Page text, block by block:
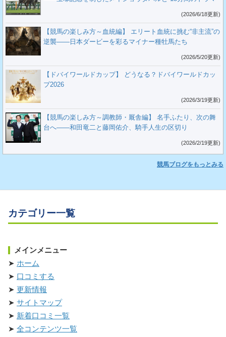
(2026/6/18更新)
【競馬の楽しみ方～血統編】 エリート血統に挑む“非主流”の
逆襲――日本ダービーを彩るマイナー種牡馬たち
(2026/5/20更新)
【ドバイワールドカップ】 どうなる？ドバイワールドカッ
プ2026
(2026/3/19更新)
【競馬の楽しみ方～調教師・厩舎編】 名手ふたり、次の舞
台へ――和田竜二と藤岡佑介、騎手人生の区切り
(2026/2/19更新)
競馬ブログをもっとみる
カテゴリー一覧
メインメニュー
ホーム
口コミする
更新情報
サイトマップ
新着口コミ一覧
全コンテンツ一覧